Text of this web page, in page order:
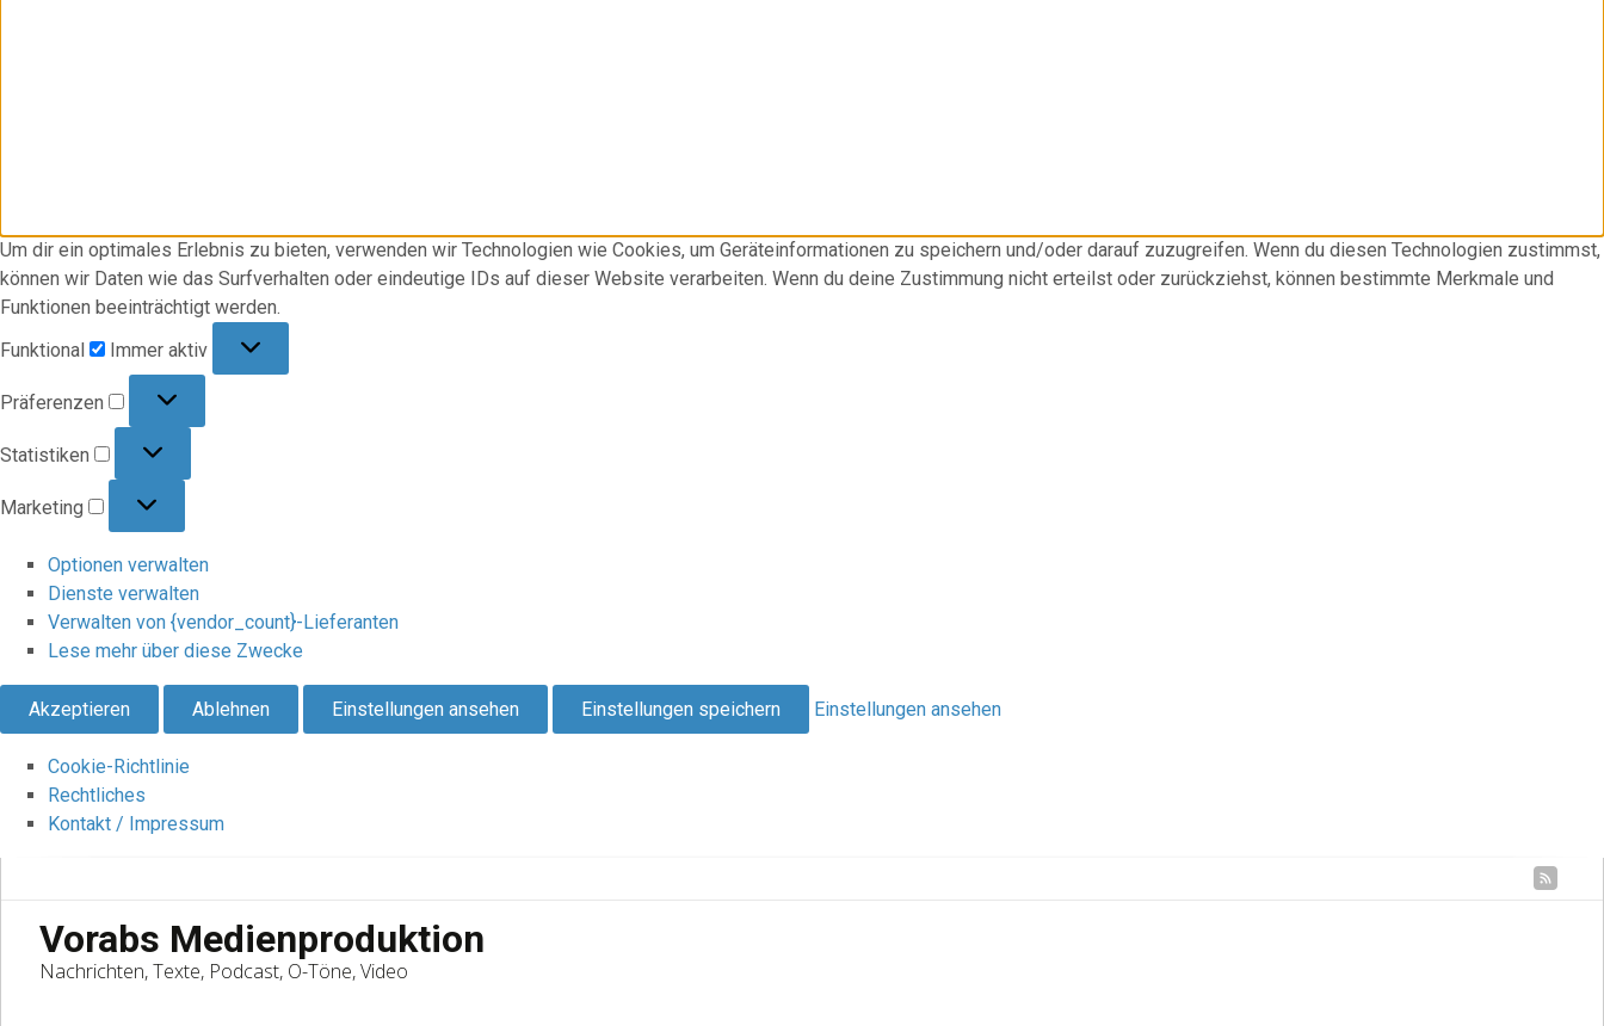
Um dir ein optimales Erlebnis zu bieten, verwenden wir Technologien wie Cookies, um Geräteinformationen zu speichern und/oder darauf zuzugreifen. Wenn du diesen Technologien zustimmst,
können wir Daten wie das Surfverhalten oder eindeutige IDs auf dieser Website verarbeiten. Wenn du deine Zustimmung nicht erteilst oder zurückziehst, können bestimmte Merkmale und
Funktionen beeinträchtigt werden.
Funktional
Immer aktiv
Präferenzen
Statistiken
Marketing
Optionen verwalten
Dienste verwalten
Verwalten von {vendor_count}-Lieferanten
Lese mehr über diese Zwecke
Akzeptieren Ablehnen Einstellungen ansehen Einstellungen speichern Einstellungen ansehen
Cookie-Richtlinie
Rechtliches
Kontakt / Impressum
Vorabs Medienproduktion
Nachrichten, Texte, Podcast, O-Töne, Video